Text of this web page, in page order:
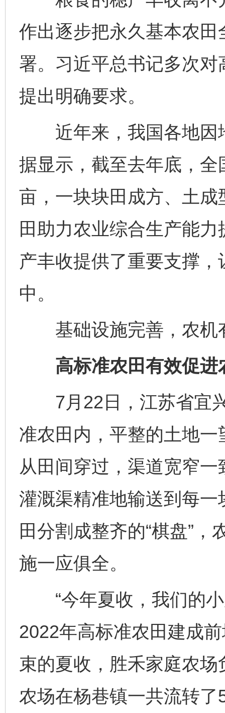
作出逐步把永久基本农
署。习近平总书记多次
提出明确要求。
近年来，我国各地因
据显示，截至去年底，
亩，一块块田成方、土
田助力农业综合生产能
产丰收提供了重要支撑
中。
基础设施完善，农机
高标准农田有效促进
7月22日，江苏省宜兴
准农田内，平整的土地
从田间穿过，渠道宽窄
灌溉渠精准地输送到每
田分割成整齐的“棋盘”
施一应俱全。
“今年夏收，我们的小
2022年高标准农田建成
束的夏收，胜禾家庭农
农场在杨巷镇一共流转